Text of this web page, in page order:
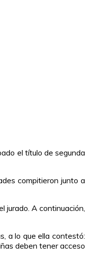
el título de segunda
compitieron junto a
jurado. A continuación,
a lo que ella contestó:
deben tener acceso